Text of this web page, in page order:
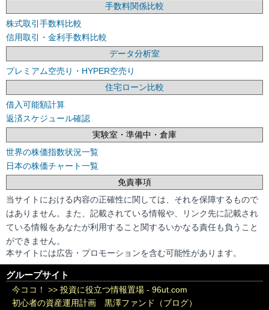
手数料関係比較
株式取引手数料比較
信用取引・金利手数料比較
データ分析室
プレミアム空売り・HYPER空売り
住宅ローン比較
借入可能額計算
返済スケジュール確認
実験室・準備中・倉庫
世界の株価指数状況一覧
日本の株価チャート一覧
免責事項
当サイトにおける内容の正確性に関しては、それを保障するもので
はありません。また、記載されている情報や、リンク先に記載され
ている情報をあなたが利用すること関するいかなる責任も負うこと
ができません。
本サイトには広告・プロモーションを含む可能性があります。
グループサイト
今ココ！ >> 投資に役立つ情報置場 - 96ut.com
初心者の資産運用計画 黒澤ファンド（ブログ）